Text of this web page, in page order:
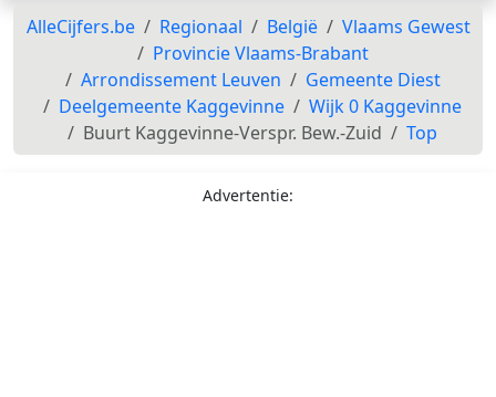
AlleCijfers.be Regionaal België
Vlaams Gewest
Provincie Vlaams-Brabant
Arrondissement Leuven
Gemeente Diest
Deelgemeente Kaggevinne
Wijk 0 Kaggevinne
Buurt Kaggevinne-Verspr. Bew.-Zuid
Top
Advertentie: